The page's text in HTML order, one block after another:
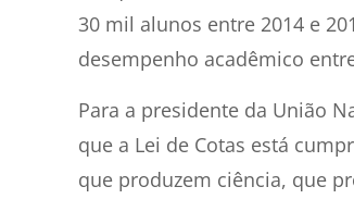
30 mil alunos entre 2014 e
desempenho acadêmico
Para a presidente da União
que a Lei de Cotas está
que produzem ciência, que